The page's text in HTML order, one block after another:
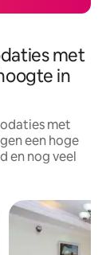
met
in
met
een hoge
en nog veel